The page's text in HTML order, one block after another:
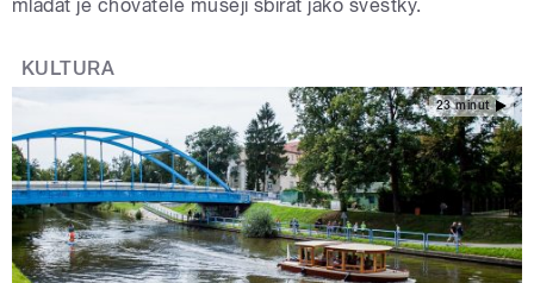
mláďat je chovatelé musejí sbírat jako švestky.
KULTURA
23 minut